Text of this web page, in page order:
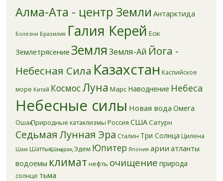
Алма-Ата - центр Земли Антарктида
Болезни Бразилия Галия Керей Есік
Землетрясение Земля Земля-Ай Йога -
Небесная Сила Казахстан Каспийское
море Китай КосмосЛуна Марс Наводнение Небеса
Небесные силы Новая вода Омега
Ошақ Природные катаклизмы Россия СШАСатурн
Седьмая Лунная Эра Сталин Три Солнца Цилена
Шам Шаттық Шаңырақ Эдем Юпитер Япония арии атланты
водоемы климат нефть очищение природа
солнце тьма